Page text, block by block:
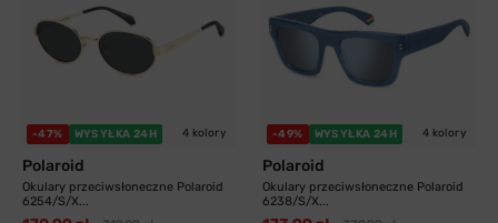
-47% WYSYŁKA 24H 4 kolory
Polaroid
Okulary przeciwsłoneczne Polaroid
6254/S/X...
-49% WYSYŁKA 24H 4 kolory
Polaroid
Okulary przeciwsłoneczne Polaroid
6238/S/X...